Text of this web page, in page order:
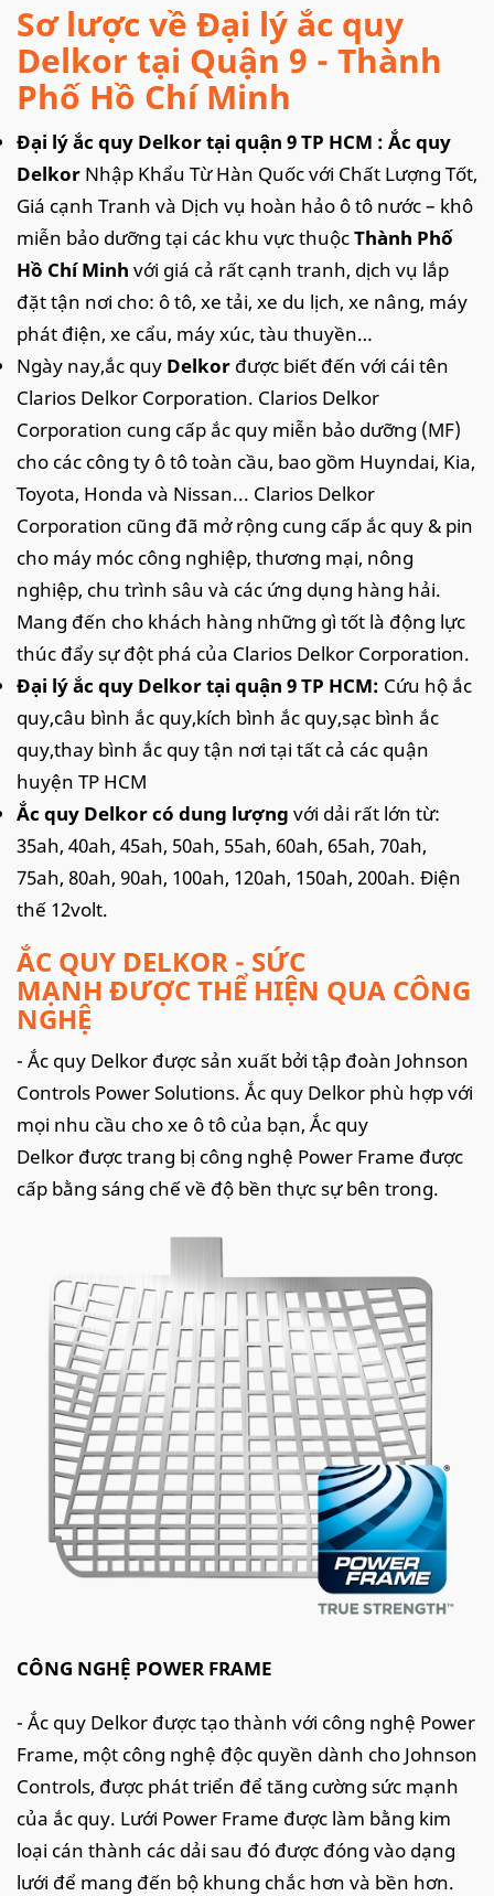
Sơ lược về Đại lý ắc quy
Delkor tại Quận 9 - Thành
Phố Hồ Chí Minh
Đại lý ắc quy Delkor tại quận 9 TP HCM : Ắc quy
Delkor Nhập Khẩu Từ Hàn Quốc với Chất Lượng Tốt,
Giá cạnh Tranh và Dịch vụ hoàn hảo ô tô nước – khô
miễn bảo dưỡng tại các khu vực thuộcThành Phố
Hồ Chí Minh với giá cả rất cạnh tranh, dịch vụ lắp
đặt tận nơi cho: ô tô, xe tải, xe du lịch, xe nâng, máy
phát điện, xe cẩu, máy xúc, tàu thuyền…
Ngày nay,ắc quy Delkor được biết đến với cái tên
Clarios Delkor Corporation. Clarios Delkor
Corporation cung cấp ắc quy miễn bảo dưỡng (MF)
cho các công ty ô tô toàn cầu, bao gồm Huyndai, Kia,
Toyota, Honda và Nissan... Clarios Delkor
Corporation cũng đã mở rộng cung cấp ắc quy & pin
cho máy móc công nghiệp, thương mại, nông
nghiệp, chu trình sâu và các ứng dụng hàng hải.
Mang đến cho khách hàng những gì tốt là động lực
thúc đẩy sự đột phá của Clarios Delkor Corporation.
Đại lý ắc quy Delkor tại quận 9 TP HCM: Cứu hộ ắc
quy,câu bình ắc quy,kích bình ắc quy,sạc bình ắc
quy,thay bình ắc quy tận nơi tại tất cả các quận
huyện TP HCM
Ắc quy Delkor có dung lượng với dải rất lớn từ:
35ah, 40ah, 45ah, 50ah, 55ah, 60ah, 65ah, 70ah,
75ah, 80ah, 90ah, 100ah, 120ah, 150ah, 200ah. Điện
thế 12volt.
ẮC QUY DELKOR - SỨC
MẠNH ĐƯỢC THỂ HIỆN QUA CÔNG
NGHỆ
- Ắc quy Delkor được sản xuất bởi tập đoàn Johnson
Controls Power Solutions. Ắc quy Delkor phù hợp với
mọi nhu cầu cho xe ô tô của bạn, Ắc quy
Delkor được trang bị công nghệ Power Frame được
cấp bằng sáng chế về độ bền thực sự bên trong.
CÔNG NGHỆ POWER FRAME
- Ắc quy Delkor được tạo thành với công nghệ Power
Frame, một công nghệ độc quyền dành cho Johnson
Controls, được phát triển để tăng cường sức mạnh
của ắc quy. Lưới Power Frame được làm bằng kim
loại cán thành các dải sau đó được đóng vào dạng
lưới để mang đến bộ khung chắc hơn và bền hơn.